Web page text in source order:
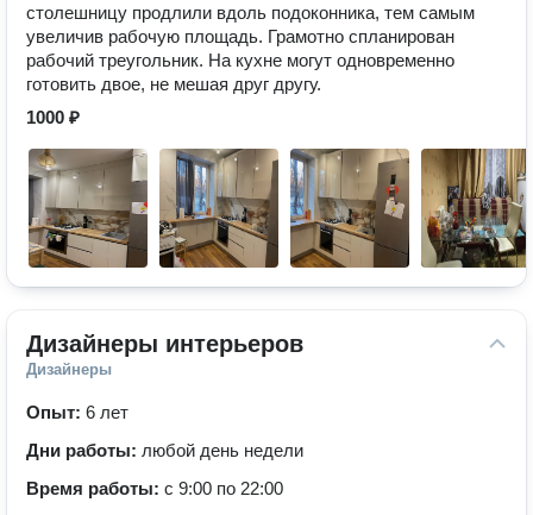
столешницу продлили вдоль подоконника, тем самым
увеличив рабочую площадь. Грамотно спланирован
рабочий треугольник. На кухне могут одновременно
готовить двое, не мешая друг другу.
1000 ₽
Дизайнеры интерьеров
Дизайнеры
Опыт: 6 лет
Дни работы: любой день недели
Время работы: с 9:00 по 22:00